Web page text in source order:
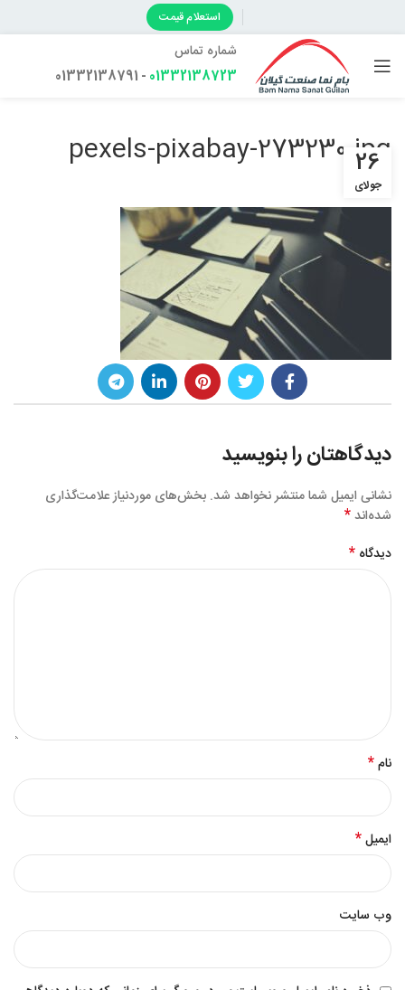
استعلام قیمت
شماره تماس
01332138723
- 01332138791
pexels-pixabay-273230.jpg
26
جولای
دیدگاهتان را بنویسید
نشانی ایمیل شما منتشر نخواهد شد. بخش‌های موردنیاز علامت‌گذاری
شده‌اند*
دیدگاه *
نام*
ایمیل*
وب‌ سایت